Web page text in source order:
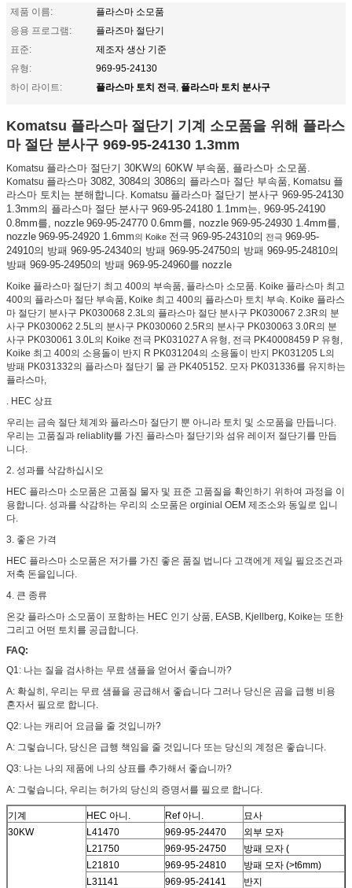
제품 이름:
플라스마 소모품
응용 프로그램:
플라즈마 절단기
표준:
제조자 생산 기준
유형:
969-95-24130
하이 라이트:
플라스마 토치 전극, 플라스마 토치 분사구
Komatsu 플라스마 절단기 기계 소모품을 위해 플라스
마 절단 분사구 969-95-24130 1.3mm
Komatsu 플라스마 절단기 30KW의 60KW 부속품, 플라스마 소모품.
Komatsu 플라스마 3082, 3084의 3086의 플라스마 절단 부속품, Komatsu 플
라스마 토치는 분해합니다. Komatsu 플라스마 절단기 분사구 969-95-24130
1.3mm의 플라스마 절단 분사구 969-95-24180 1.1mm는, 969-95-24190
0.8mm를, nozzle 969-95-24770 0.6mm를, nozzle 969-95-24930 1.4mm를
nozzle 969-95-24920 1.6mm의 Koike 전극 969-95-24310의 전극 969-95-
24910의 방패 969-95-24340의 방패 969-95-24750의 방패 969-95-24810의
방패 969-95-24950의 방패 969-95-24960를 nozzle
Koike 플라스마 절단기 최고 400의 부속품, 플라스마 소모품. Koike 플라스마 최고
400의 플라스마 절단 부속품, Koike 최고 400의 플라스마 토치 부속. Koike 플라스
마 절단기 분사구 PK030068 2.3L의 플라스마 절단 분사구 PK030067 2.3R의 분
사구 PK030062 2.5L의 분사구 PK030060 2.5R의 분사구 PK030063 3.0R의 분
사구 PK030061 3.0L의 Koike 전극 PK031027 A 유형, 전극 PK40008459 P 유형,
Koike 최고 400의 소용돌이 반지 R PK031204의 소용돌이 반지 PK031205 L의
방패 PK031332의 플라스마 절단기 물 관 PK405152. 모자 PK031336를 유지하는
플라스마,
. HEC 상표
우리는 금속 절단 체계와 플라스마 절단기 뿐 아니라 토치 및 소모품을 만듭니다.
우리는 고품질과 reliablity를 가진 플라스마 절단기와 섬유 레이저 절단기를 만듭
니다.
2. 성과를 삭감하십시오
HEC 플라스마 소모품은 고품질 물자 및 표준 고품질을 확인하기 위하여 과정을 이
용합니다. 성과를 삭감하는 우리의 소모품은 orginial OEM 제조소와 동일로 입니
다.
3. 좋은 가격
HEC 플라스마 소모품은 저가를 가진 좋은 품질 법니다 고객에게 제일 필요조건과
저축 돈을입니다.
4. 큰 종류
온갖 플라스마 소모품이 포함하는 HEC 인기 상품, EASB, Kjellberg, Koike는 또한
그리고 어떤 토치를 공급합니다.
FAQ:
Q1: 나는 질을 검사하는 무료 샘플을 얻어서 좋습니까?
A: 확실히, 우리는 무료 샘플을 공급해서 좋습니다 그러나 당신은 곰을 급행 비용
혼자서 필요로 합니다.
Q2: 나는 캐리어 요금을 줄 것입니까?
A: 그렇습니다, 당신은 급행 책임을 줄 것입니다 또는 당신의 계정은 좋습니다.
Q3: 나는 나의 제품에 나의 상표를 추가해서 좋습니까?
A: 그렇습니다, 우리는 허가의 당신의 증명서를 필요로 합니다.
기계 HEC 아니. Ref 아니.
묘사
30KW
L41470 969-95-24470
외부 모자
L21750
969-95-24750
방패 모자 (
L21810
969-95-24810
방패 모자 (>t6mm)
L31141
969-95-24141
반지